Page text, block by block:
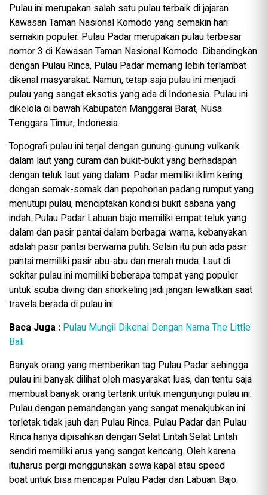
Pulau ini merupakan salah satu pulau terbaik di jajaran
Kawasan Taman Nasional Komodo yang semakin hari
semakin populer. Pulau Padar merupakan pulau terbesar
nomor 3 di Kawasan Taman Nasional Komodo. Dibandingkan
dengan Pulau Rinca, Pulau Padar memang lebih terlambat
dikenal masyarakat. Namun, tetap saja pulau ini menjadi
pulau yang sangat eksotis yang ada di Indonesia. Pulau ini
dikelola di bawah Kabupaten Manggarai Barat, Nusa
Tenggara Timur, Indonesia.
Topografi pulau ini terjal dengan gunung-gunung vulkanik
dalam laut yang curam dan bukit-bukit yang berhadapan
dengan teluk laut yang dalam. Padar memiliki iklim kering
dengan semak-semak dan pepohonan padang rumput yang
menutupi pulau, menciptakan kondisi bukit sabana yang
indah. Pulau Padar Labuan bajo memiliki empat teluk yang
dalam dan pasir pantai dalam berbagai warna, kebanyakan
adalah pasir pantai berwarna putih. Selain itu pun ada pasir
pantai memiliki pasir abu-abu dan merah muda. Laut di
sekitar pulau ini memiliki beberapa tempat yang populer
untuk scuba diving dan snorkeling jadi jangan lewatkan saat
travela berada di pulau ini.
Baca Juga : Pulau Mungil Dikenal Dengan Nama The Little
Bali
Banyak orang yang memberikan tag Pulau Padar sehingga
pulau ini banyak dilihat oleh masyarakat luas, dan tentu saja
membuat banyak orang tertarik untuk mengunjungi pulau ini.
Pulau dengan pemandangan yang sangat menakjubkan ini
terletak tidak jauh dari Pulau Rinca. Pulau Padar dan Pulau
Rinca hanya dipisahkan dengan Selat Lintah.Selat Lintah
sendiri memiliki arus yang sangat kencang. Oleh karena
itu,harus pergi menggunakan sewa kapal atau speed
boat untuk bisa mencapai Pulau Padar dari Labuan Bajo.